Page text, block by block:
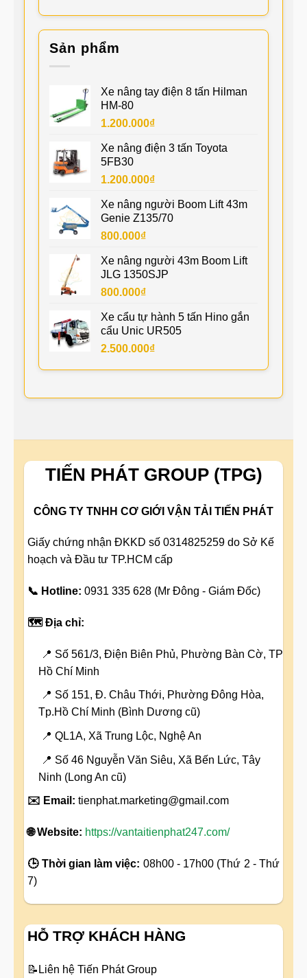
Sản phẩm
Xe nâng tay điện 8 tấn Hilman
HM-80
1.200.000₫
Xe nâng điện 3 tấn Toyota
5FB30
1.200.000₫
Xe nâng người Boom Lift 43m
Genie Z135/70
800.000₫
Xe nâng người 43m Boom Lift
JLG 1350SJP
800.000₫
Xe cẩu tự hành 5 tấn Hino gắn
cẩu Unic UR505
2.500.000₫
TIẾN PHÁT GROUP (TPG)
CÔNG TY TNHH CƠ GIỚI VẬN TẢI TIẾN PHÁT
Giấy chứng nhận ĐKKD số 0314825259 do Sở Kế
hoạch và Đầu tư TP.HCM cấp
📞 Hotline: 0931 335 628 (Mr Đông - Giám Đốc)
🗺️ Địa chỉ:
📍 Số 561/3, Điện Biên Phủ, Phường Bàn Cờ, TP
Hồ Chí Minh
📍 Số 151, Đ. Châu Thới, Phường Đông Hòa,
Tp.Hồ Chí Minh (Bình Dương cũ)
📍 QL1A, Xã Trung Lộc, Nghệ An
📍 Số 46 Nguyễn Văn Siêu, Xã Bến Lức, Tây
Ninh (Long An cũ)
✉️ Email: tienphat.marketing@gmail.com
🌐 Website: https://vantaitienphat247.com/
🕒 Thời gian làm việc: 08h00 - 17h00 (Thứ 2 - Thứ
7)
HỖ TRỢ KHÁCH HÀNG
📝 Liên hệ Tiến Phát Group